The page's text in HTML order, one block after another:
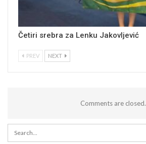
Četiri srebra za Lenku Jakovljević
PREV NEXT
Comments are closed.